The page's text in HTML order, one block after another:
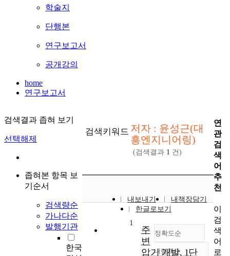
학술지
단행본
연구보고서
공개강의
home
연구보고서
검색결과 좁혀 보기
선택해제
좁혀본 항목 보
기순서
검색량순
가나다순
발행기관
한국
검색키워드 저자 : 윤성근(대
흥엔지니어링)
(검색결과 1 건)
내보내기
내책장담기
한글로보기
정확도순
내림차순
1
주
변
압기 개발, 1단
연
관
검
색
어
추
천
이
검
색
어
로